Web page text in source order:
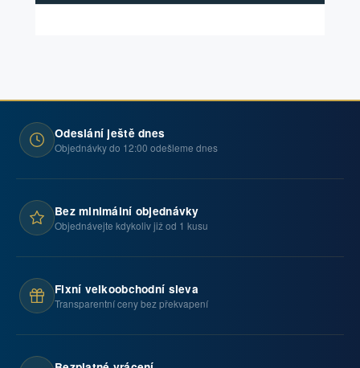
Odeslání ještě dnes
Objednávky do 12:00 odešleme dnes
Bez minimální objednávky
Objednávejte kdykoliv již od 1 kusu
Fixní velkoobchodní sleva
Transparentní ceny bez překvapení